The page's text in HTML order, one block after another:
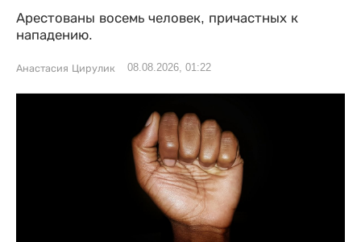
Арестованы восемь человек, причастных к
нападению.
Анастасия Цирулик 08.08.2026, 01:22